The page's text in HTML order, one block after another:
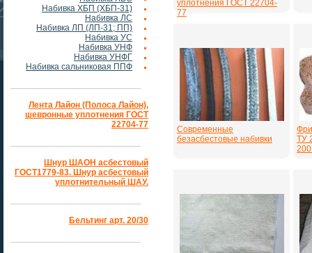
Набивка ХБП (ХБП-31)
Набивка ЛС
Набивка ЛП (ЛП-31; ПП)
Набивка УС
Набивка УНФ
Набивка УНФГ
Набивка сальниковая ППФ
Лента Лайон (Полоса Лайон),
шевронные уплотнения ГОСТ
22704-77
Шнур ШАОН асбестовый
ГОСТ1779-83. Шнур асбестовый
уплотнительный ШАУ.
Бельтинг арт. 20/30
уплотнения ГОСТ 22704-
77
Современные
безасбестовые набивки
ТУ